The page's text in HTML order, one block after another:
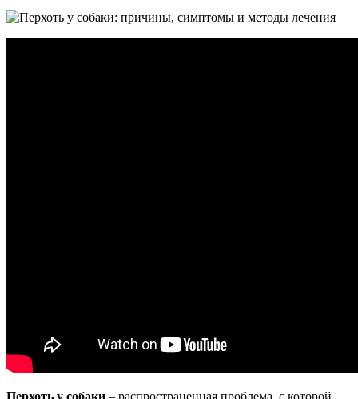
Перхоть у собаки – распространенная проблема, с которой